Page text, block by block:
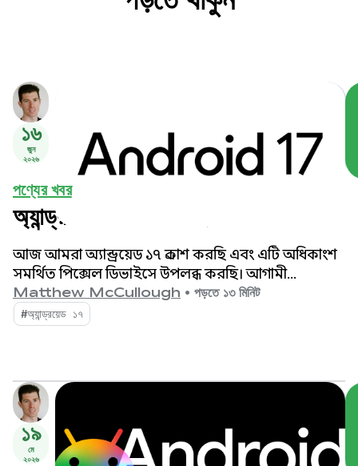
১৬
জুন
২০২৬
পণ্যের খবর
অ্যান্ড্রয়েড ১৭ এসে গেছে
আজ আমরা অ্যান্ড্রয়েড ১৭ প্রকাশ করছি এবং এটি অধিকাংশ
সমর্থিত পিক্সেল ডিভাইসে উপলব্ধ করছি। আগামী
মাসগুলোতে অ্যান্ড্রয়েড ১৭ চালিত নতুন ডিভাইসগুলোর
জন্য অপেক্ষা করুন।
Matthew McCullough • পড়তে ১৩ মিনিট
#অ্যান্ড্রয়েড ১৭
১৯
মে
২০২৬